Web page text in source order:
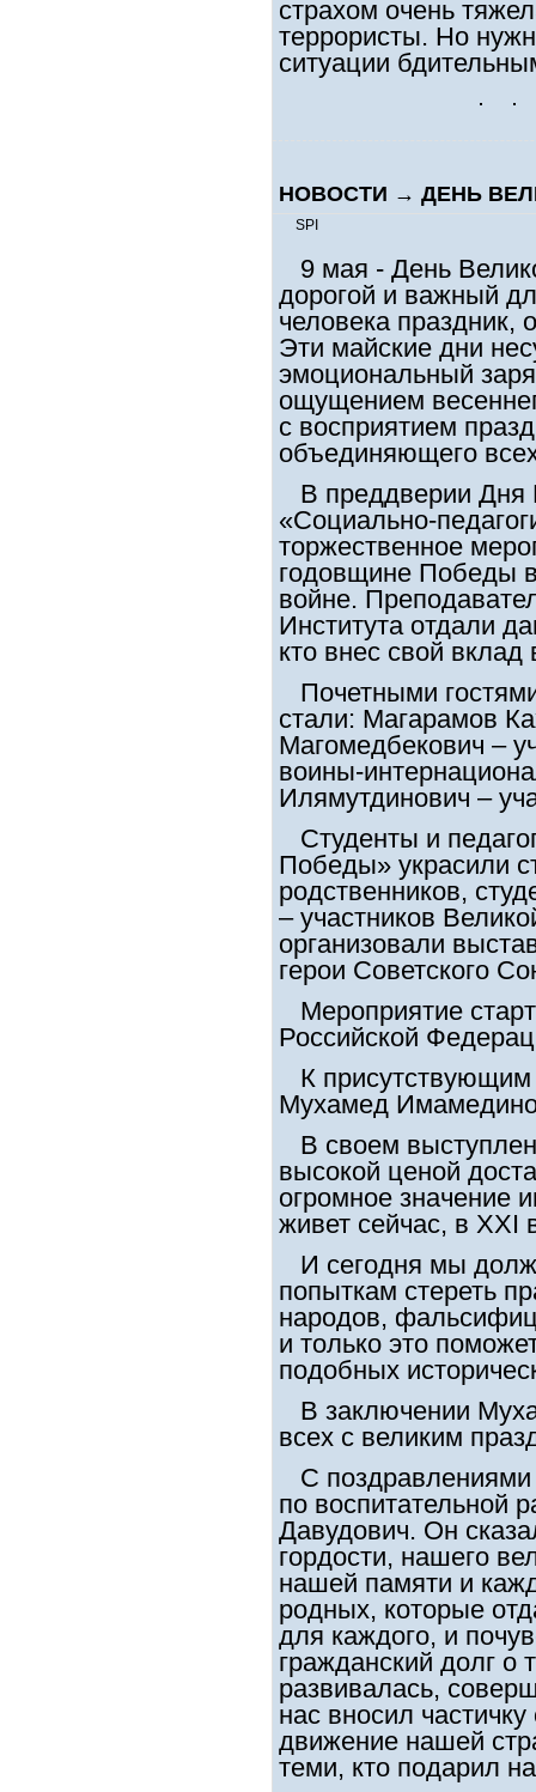
страхом очень
террористы. Но
ситуации
НОВОСТИ → ДЕНЬ
SPI
9 мая - День
дорогой и важный
человека
Эти майские дни
эмоциональный
ощущением
с восприятием
объединяющего
В преддверии
«Социально-
торжественное
годовщине Победы
войне.
Института отдали
кто внес свой
Почетными
стали: Магарамов
Магомедбекович –
воины-
Илямутдинович –
Студенты и
Победы» украсили
родственников,
– участников
организовали
герои Советского
Мероприятие
Российской
К присутствующим
Мухамед
В своем
высокой ценой
огромное значение
живет сейчас, в XXI
И сегодня мы
попыткам стереть
народов,
и только это
подобных
В заключении
всех с великим
С поздравлениями
по воспитательной
Давудович. Он
гордости, нашего
нашей памяти и
родных, которые
для каждого, и
гражданский долг
развивалась,
нас вносил
движение нашей
теми, кто подарил